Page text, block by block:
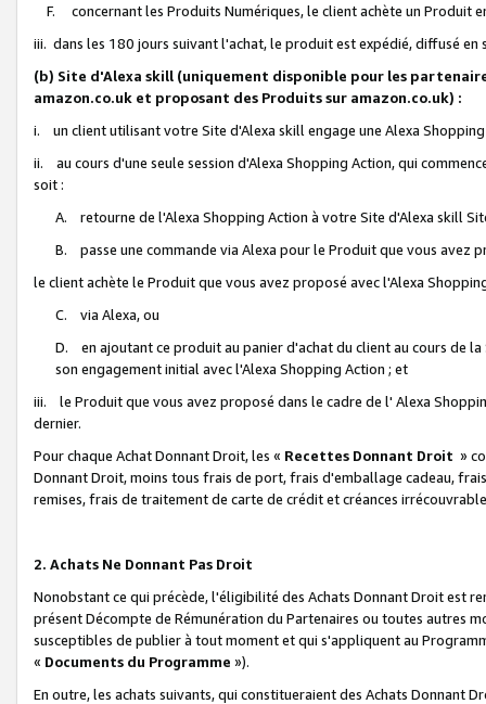
F. concernant les Produits Numériques, le client achète un Produit
iii. dans les 180 jours suivant l'achat, le produit est expédié, diffusé
(b) Site d'Alexa skill (uniquement disponible pour les
amazon.co.uk et proposant des Produits sur amazon.co.uk) :
i. un client utilisant votre Site d'Alexa skill engage une Alexa
ii. au cours d'une seule session d'Alexa Shopping Action, qui
soit :
A. retourne de l'Alexa Shopping Action à votre Site d'Alexa skill
B. passe une commande via Alexa pour le Produit que vous avez
le client achète le Produit que vous avez proposé avec l'Alexa
C. via Alexa, ou
D. en ajoutant ce produit au panier d'achat du client au cours de
son engagement initial avec l'Alexa Shopping Action ; et
iii. le Produit que vous avez proposé dans le cadre de l' Alexa
dernier.
Pour chaque Achat Donnant Droit, les « Recettes Donnant Droit »
Donnant Droit, moins tous frais de port, frais d'emballage cadeau,
remises, frais de traitement de carte de crédit et créances
2. Achats Ne Donnant Pas Droit
Nonobstant ce qui précède, l'éligibilité des Achats Donnant Droit est
présent Décompte de Rémunération du Partenaires ou toutes autres
susceptibles de publier à tout moment et qui s'appliquent au
« Documents du Programme »).
En outre, les achats suivants, qui constitueraient des Achats Donnant